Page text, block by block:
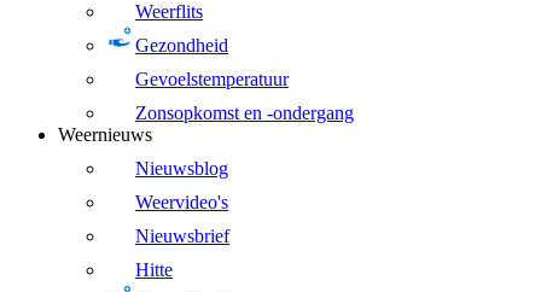
Weerflits
Gezondheid
Gevoelstemperatuur
Zonsopkomst en -ondergang
Weernieuws
Nieuwsblog
Weervideo's
Nieuwsbrief
Hitte